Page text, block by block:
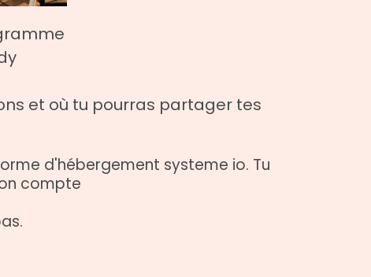
et où tu pourras partager tes
d'hébergement systeme io. Tu
compte